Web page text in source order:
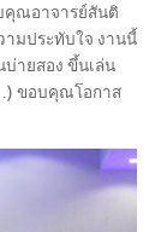
ณอาจารย์สันติ
มประทับใจ งานนี้
ายสอง ขึ้นเล่น
ขอบคุณโอกาส